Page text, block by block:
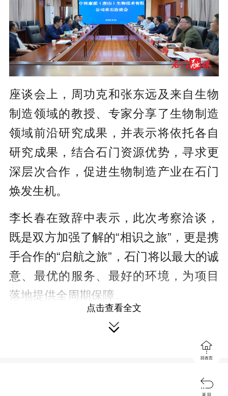
座谈会上，周功克和张东远及来自生物
制造领域的教授、专家分享了生物制造
领域前沿研究成果，并表示将依托各自
研究成果，结合石门资源优势，寻求更
深层次合作，促进生物制造产业在石门
焕发生机。
李长春在致辞中表示，此次考察洽谈，
既是双方加强了解的“相识之旅”，更是携
手合作的“启航之旅”，石门将以最大的诚
意、最优的服务、最好的环境，为项目
落地提供全周期保障。
吴兴国对周功克、张东远一行来石考察
表示热烈欢迎。吴兴国指出，创新发展
生物制造产业是深入贯彻落实习近平总
书记关于新型工业化重要论述的重要举
点击查看全文


回首页

返 回